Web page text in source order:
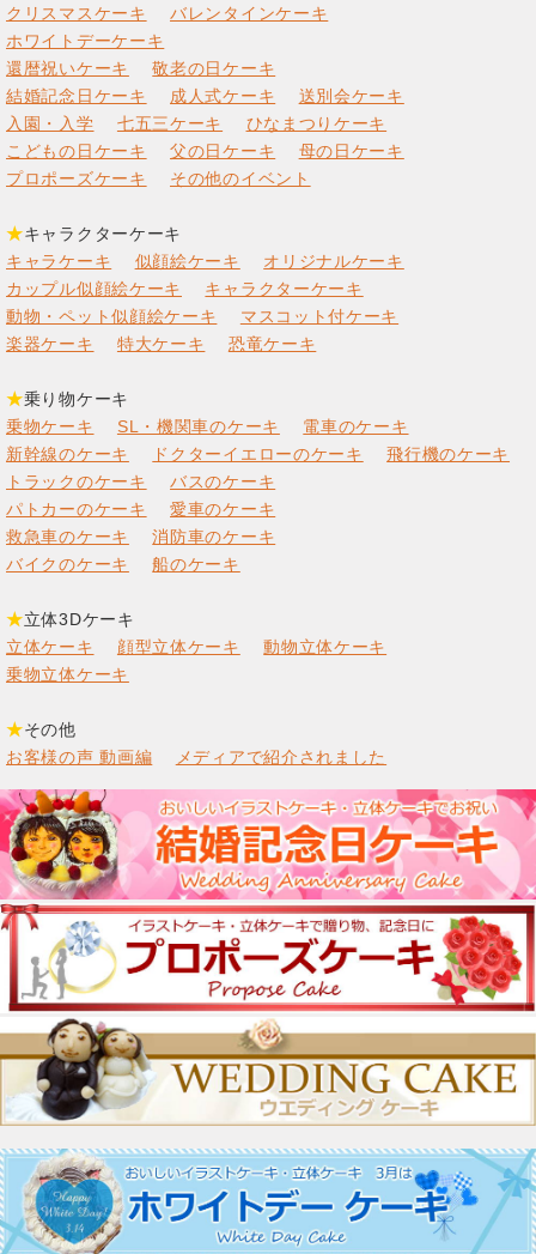
クリスマスケーキ
バレンタインケーキ
ホワイトデーケーキ
還暦祝いケーキ
敬老の日ケーキ
結婚記念日ケーキ
成人式ケーキ
送別会ケーキ
入園・入学
七五三ケーキ
ひなまつりケーキ
こどもの日ケーキ
父の日ケーキ
母の日ケーキ
プロポーズケーキ
その他のイベント
★キャラクターケーキ
キャラケーキ
似顔絵ケーキ
オリジナルケーキ
カップル似顔絵ケーキ
キャラクターケーキ
動物・ペット似顔絵ケーキ
マスコット付ケーキ
楽器ケーキ
特大ケーキ 恐竜ケーキ
★乗り物ケーキ
乗物ケーキ
SL・機関車のケーキ
電車のケーキ
新幹線のケーキ
ドクターイエローのケーキ
飛行機のケーキ
トラックのケーキ
バスのケーキ
パトカーのケーキ
愛車のケーキ
救急車のケーキ
消防車のケーキ
バイクのケーキ
船のケーキ
★立体3Dケーキ
立体ケーキ
顔型立体ケーキ
動物立体ケーキ
乗物立体ケーキ
★その他
お客様の声 動画編
メディアで紹介されました